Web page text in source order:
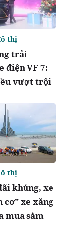
trải
điện VF 7:
vượt trội
thị
khủng, xe
cơ” xe xăng
mua sắm
thị